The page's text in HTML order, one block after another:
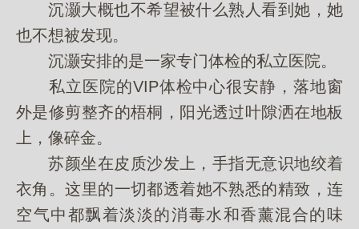
沉灏大概也不希望被什么熟人看到她，她
也不想被发现。
沉灏安排的是一家专门体检的私立医院。
私立医院的VIP体检中心很安静，落地窗
外是修剪整齐的梧桐，阳光透过叶隙洒在地板
上，像碎金。
苏颜坐在皮质沙发上，手指无意识地绞着
衣角。这里的一切都透着她不熟悉的精致，连
空气中都飘着淡淡的消毒水和香薰混合的味